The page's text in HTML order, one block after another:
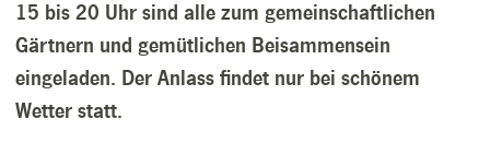
15 bis 20 Uhr sind alle zum gemeinschaftlichen
Gärtnern und gemütlichen Beisammensein
eingeladen. Der Anlass findet nur bei schönem
Wetter statt.